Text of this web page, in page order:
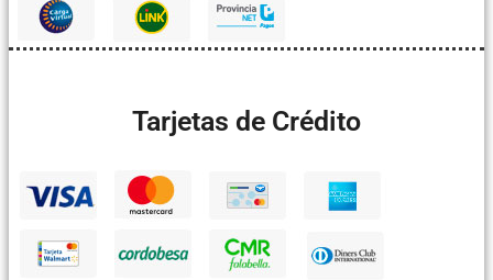
Tarjetas de Crédito